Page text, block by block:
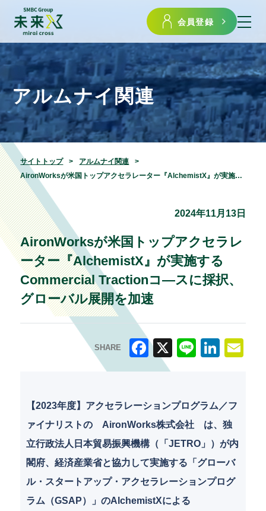
会員登録
アルムナイ関連
サイトトップ
アルムナイ関連
AironWorksが米国トップアクセラレーター『AlchemistX』が実施するCommercial Tractionコ―スに採択、グローバル展開を加速
2024年11月13日
AironWorksが米国トップアクセラレ
ーター『AlchemistX』が実施する
Commercial Tractionコ―スに採択、
グローバル展開を加速
SHARE
F
c
e
b
o
o
k
X
e
k
e
dI
n
ai
【2023年度】アクセラレーションプログラム／フ
ァイナリストの AironWorks株式会社 は、独
立行政法人日本貿易振興機構（「JETRO」）が内
閣府、経済産業省と協力して実施する「グローバ
ル・スタートアップ・アクセラレーションプログ
ラム（GSAP）」のAlchemistXによる